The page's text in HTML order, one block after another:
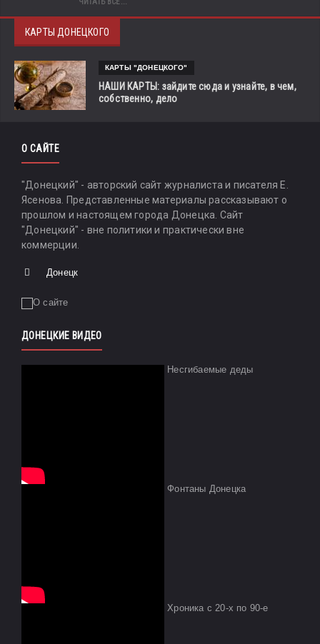
ЧИТАТЬ ВСЁ...
КАРТЫ ДОНЕЦКОГО
КАРТЫ "ДОНЕЦКОГО"
НАШИ КАРТЫ: зайдите сюда и узнайте, в чем,
собственно, дело
О САЙТЕ
"Донецкий" - авторский сайт журналиста и писателя Е.
Ясенова. Представленные материалы рассказывают о
прошлом и настоящем города Донецка. Сайт
"Донецкий" - вне политики и практически вне
коммерции.
Донецк
ДОНЕЦКИЕ ВИДЕО
Несгибаемые деды
Фонтаны Донецка
Хроника с 20-х по 90-е